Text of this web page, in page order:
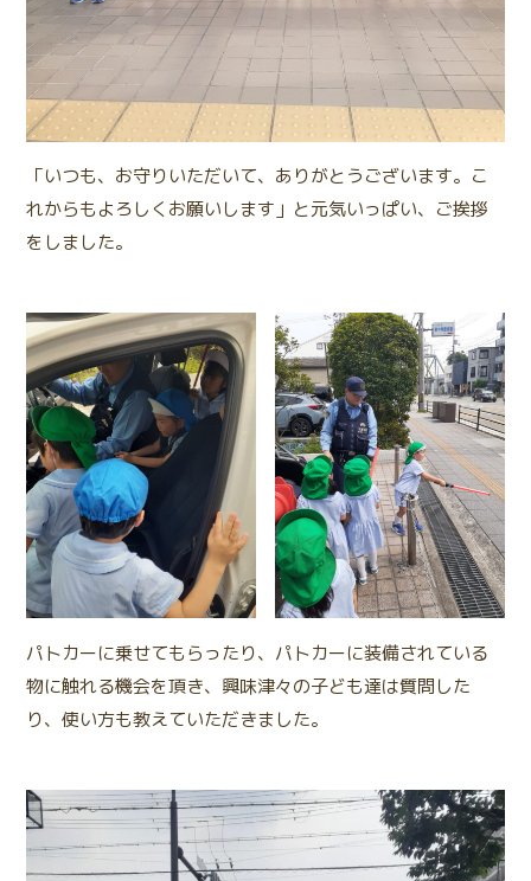
「いつも、お守りいただいて、ありがとうございます。こ
れからもよろしくお願いします」と元気いっぱい、ご挨拶
をしました。
パトカーに乗せてもらったり、パトカーに装備されている
物に触れる機会を頂き、興味津々の子ども達は質問した
り、使い方も教えていただきました。